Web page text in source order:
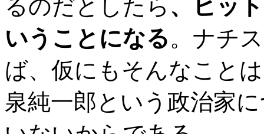
るのだとしたら 、ヒッ
いうことになる。ナチ
ば、仮にもそんなこと
泉純一郎という政治家